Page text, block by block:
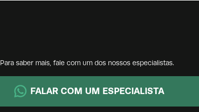
Para saber mais, fale com um dos nossos especialistas.
FALAR COM UM ESPECIALISTA